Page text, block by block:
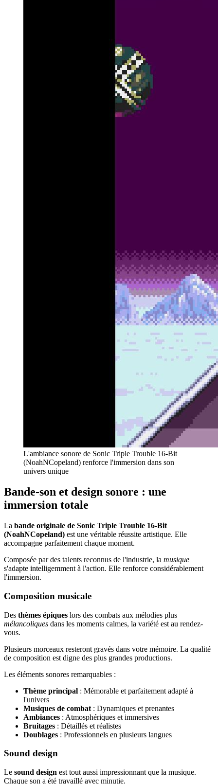
L'ambiance sonore de Sonic Triple Trouble 16-Bit
(NoahNCopeland) renforce l'immersion dans son
univers unique
Bande-son et design sonore : une
immersion totale
La bande originale de Sonic Triple Trouble 16-Bit
(NoahNCopeland) est une véritable réussite artistique. Elle
accompagne parfaitement chaque moment.
Composée par des talents reconnus de l'industrie, la musique
s'adapte intelligemment à l'action. Elle renforce considérablement
l'immersion.
Composition musicale
Des thèmes épiques lors des combats aux mélodies plus
mélancoliques dans les moments calmes, la variété est au rendez-
vous.
Plusieurs morceaux resteront gravés dans votre mémoire. La qualité
de composition est digne des plus grandes productions.
Les éléments sonores remarquables :
Thème principal : Mémorable et parfaitement adapté à
l'univers
Musiques de combat : Dynamiques et prenantes
Ambiances : Atmosphériques et immersives
Bruitages : Détaillés et réalistes
Doublages : Professionnels en plusieurs langues
Sound design
Le sound design est tout aussi impressionnant que la musique.
Chaque son a été travaillé avec minutie.